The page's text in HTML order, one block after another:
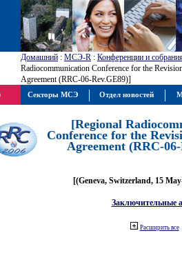
Домашний : МСЭ-R : Конференции и
Radiocommunication Conference for the
Agreement (RRC-06-Rev.GE89)]
[Regional
Conference for the
Agreement (RRC-
[(Geneva, Switzerland, 15
Заключительные
Расширить все
Секторы МСЭ Отдел новостей